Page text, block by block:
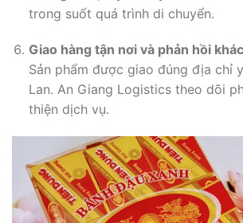
trong suốt quá trình di chuyển.
Giao hàng tận nơi và phản hồi
Sản phẩm được giao đúng địa chỉ
Lan. An Giang Logistics theo dõi
thiện dịch vụ.